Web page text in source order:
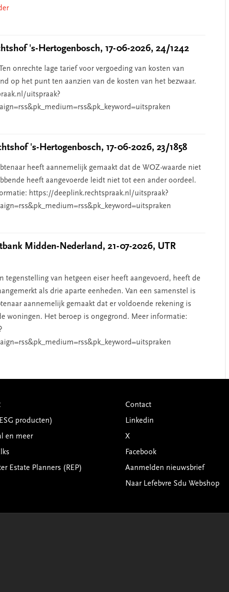
's-Hertogenbosch, 17-06-2026, 24/1242
onrechte lage tarief voor vergoeding van kosten van
op het punt ten aanzien van de kosten van het bezwaar.
uitspraak?
's-Hertogenbosch, 17-06-2026, 23/1858
heeft aannemelijk gemaakt dat de WOZ-waarde niet
heeft aangevoerde leidt niet tot een ander oordeel.
https://deeplink.rechtspraak.nl/uitspraak?
Midden-Nederland, 21-07-2026, UTR
tegenstelling van hetgeen eiser heeft aangevoerd, heeft de
als drie aparte eenheden. Van een samenstel is
aannemelijk gemaakt dat er voldoende rekening is
woningen. Het beroep is ongegrond. Meer informatie:
producten)
en meer
Estate Planners (REP)
Contact
Linkedin
X
Facebook
Aanmelden nieuwsbrief
Naar Lefebvre Sdu Webshop